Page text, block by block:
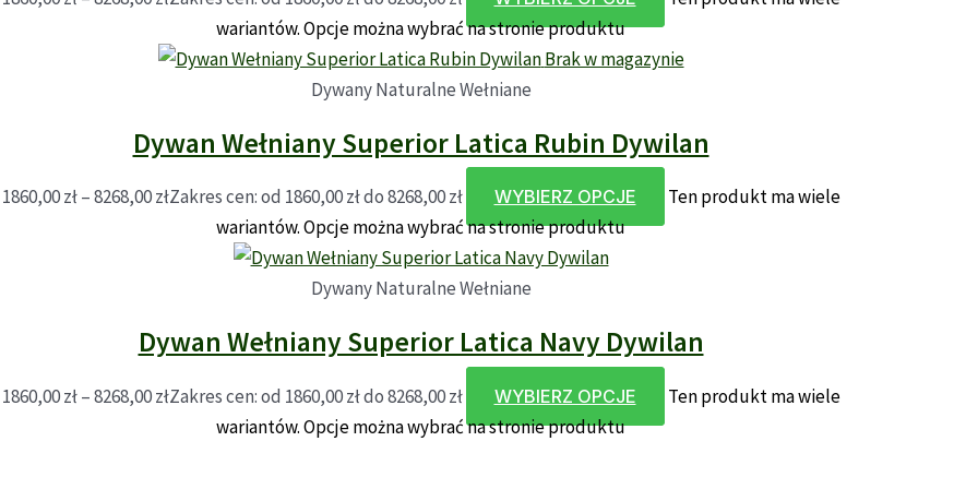
wariantów. Opcje można wybrać na stronie produktu
Brak w magazynie
Dywany Naturalne Wełniane
Dywan Wełniany Superior Latica Rubin Dywilan
1860,00zł –8268,00złZakres cen: od 1860,00 zł do 8268,00 zł WYBIERZ OPCJE
Ten produkt ma wiele
wariantów. Opcje można wybrać na stronie produktu
Dywany Naturalne Wełniane
Dywan Wełniany Superior Latica Navy Dywilan
1860,00zł –8268,00złZakres cen: od 1860,00 zł do 8268,00 zł WYBIERZ OPCJE
Ten produkt ma wiele
wariantów. Opcje można wybrać na stronie produktu